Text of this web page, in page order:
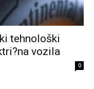
tehnološki
vozila
0